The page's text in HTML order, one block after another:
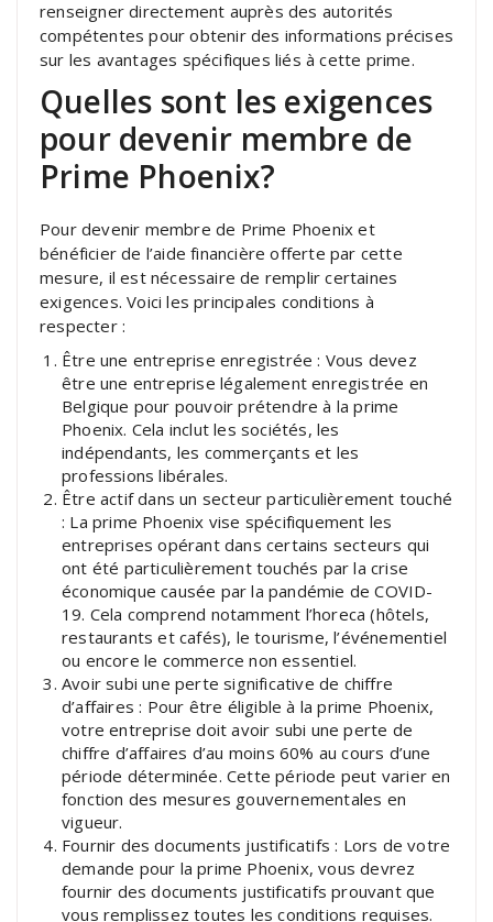
renseigner directement auprès des autorités
compétentes pour obtenir des informations précises
sur les avantages spécifiques liés à cette prime.
Quelles sont les exigences
pour devenir membre de
Prime Phoenix?
Pour devenir membre de Prime Phoenix et
bénéficier de l’aide financière offerte par cette
mesure, il est nécessaire de remplir certaines
exigences. Voici les principales conditions à
respecter :
Être une entreprise enregistrée : Vous devez
être une entreprise légalement enregistrée en
Belgique pour pouvoir prétendre à la prime
Phoenix. Cela inclut les sociétés, les
indépendants, les commerçants et les
professions libérales.
Être actif dans un secteur particulièrement touché
: La prime Phoenix vise spécifiquement les
entreprises opérant dans certains secteurs qui
ont été particulièrement touchés par la crise
économique causée par la pandémie de COVID-
19. Cela comprend notamment l’horeca (hôtels,
restaurants et cafés), le tourisme, l’événementiel
ou encore le commerce non essentiel.
Avoir subi une perte significative de chiffre
d’affaires : Pour être éligible à la prime Phoenix,
votre entreprise doit avoir subi une perte de
chiffre d’affaires d’au moins 60% au cours d’une
période déterminée. Cette période peut varier en
fonction des mesures gouvernementales en
vigueur.
Fournir des documents justificatifs : Lors de votre
demande pour la prime Phoenix, vous devrez
fournir des documents justificatifs prouvant que
vous remplissez toutes les conditions requises.